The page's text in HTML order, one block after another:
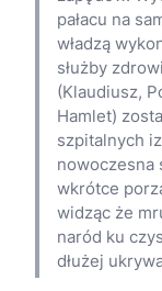
pałacu na
władzą
służby
(Klaudiusz,
Hamlet)
szpitalnych
nowoczesna
wkrótce
widząc że
naród ku
dłużej